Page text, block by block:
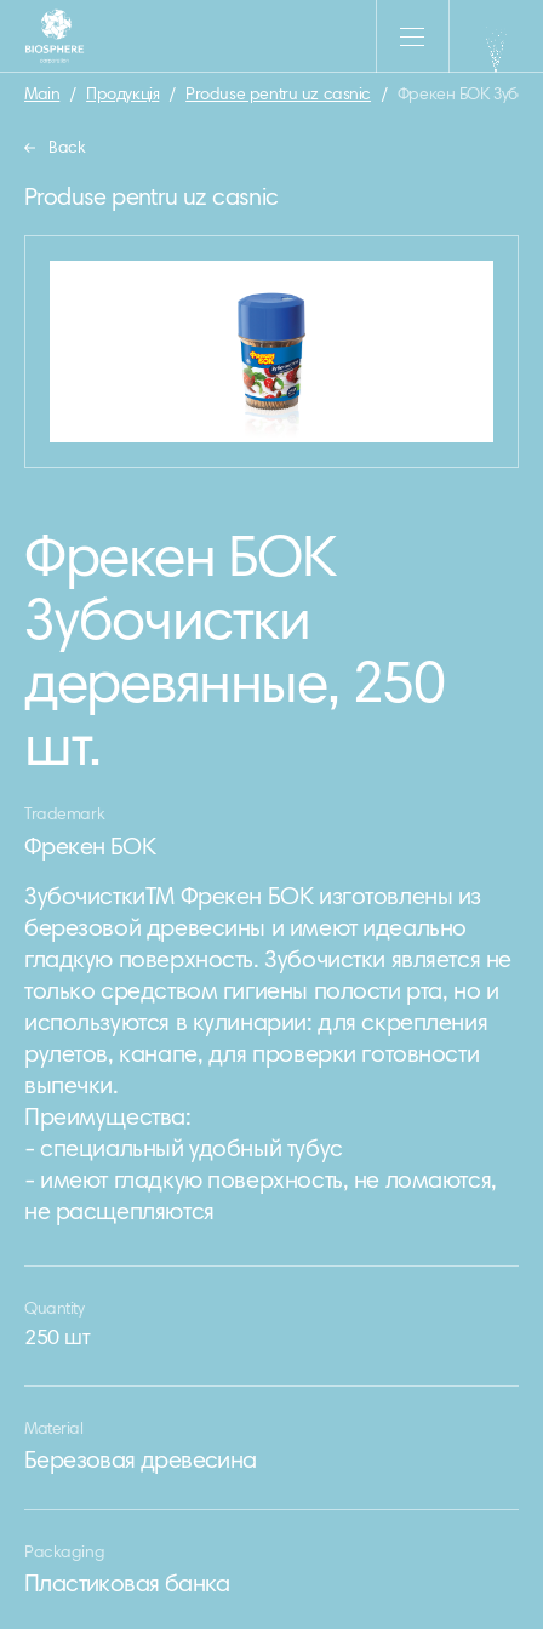
Main / Продукція / Produse pentru uz casnic / Фрекен БОК
Back
Produse pentru uz casnic
Фрекен БОК
Зубочистки
деревянные, 250
шт.
Trademark
Фрекен БОК
ЗубочисткиТМ Фрекен БОК изготовлены из
березовой древесины и имеют идеально
гладкую поверхность. Зубочистки является не
только средством гигиены полости рта, но и
используются в кулинарии: для скрепления
рулетов, канапе, для проверки готовности
выпечки.
Преимущества:
- специальный удобный тубус
- имеют гладкую поверхность, не ломаются,
не расщепляются
Quantity
250 шт
Material
Березовая древесина
Packaging
Пластиковая банка